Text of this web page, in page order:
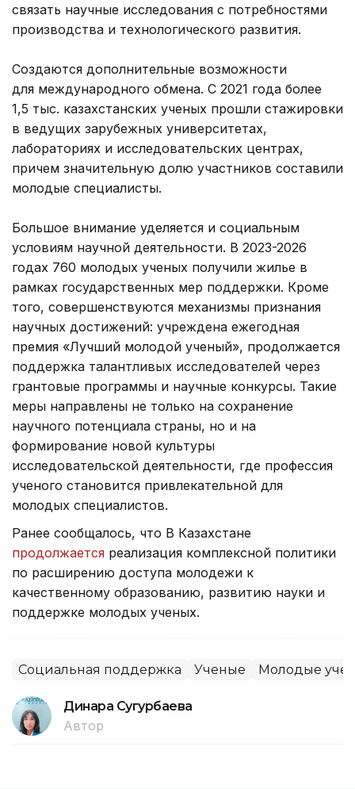
связать научные исследования с потребностями
производства и технологического развития.
Создаются дополнительные возможности
для международного обмена. С 2021 года более
1,5 тыс. казахстанских ученых прошли стажировки
в ведущих зарубежных университетах,
лабораториях и исследовательских центрах,
причем значительную долю участников составили
молодые специалисты.
Большое внимание уделяется и социальным
условиям научной деятельности. В 2023-2026
годах 760 молодых ученых получили жилье в
рамках государственных мер поддержки. Кроме
того, совершенствуются механизмы признания
научных достижений: учреждена ежегодная
премия «Лучший молодой ученый», продолжается
поддержка талантливых исследователей через
грантовые программы и научные конкурсы. Такие
меры направлены не только на сохранение
научного потенциала страны, но и на
формирование новой культуры
исследовательской деятельности, где профессия
ученого становится привлекательной для
молодых специалистов.
Ранее сообщалось, что В Казахстане
продолжается реализация комплексной политики
по расширению доступа молодежи к
качественному образованию, развитию науки и
поддержке молодых ученых.
Социальная поддержка Ученые Молодые
Динара Сугурбаева
Автор